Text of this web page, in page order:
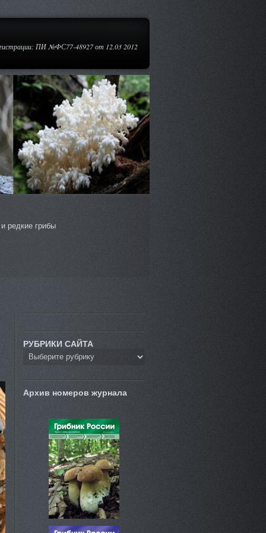
ПИ №ФС77-48927 от 12.03 2012
редкие грибы
РУБРИКИ САЙТА
Архив номеров журнала